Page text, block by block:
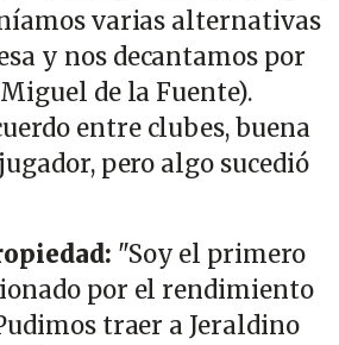
varias alternativas
y nos decantamos por
de la Fuente).
entre clubes, buena
pero algo sucedió
"Soy el primero
por el rendimiento
traer a Jeraldino